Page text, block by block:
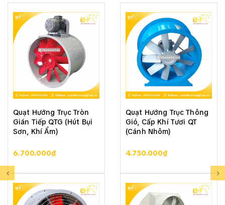
Quạt Hướng Trục Tròn
Gián Tiếp QTG (Hút Bụi
Sơn, Khí Ẩm)
6.700.000₫
Quạt Hướng Trục Thông
Gió, Cấp Khí Tươi QT
(Cánh Nhôm)
4.750.000₫